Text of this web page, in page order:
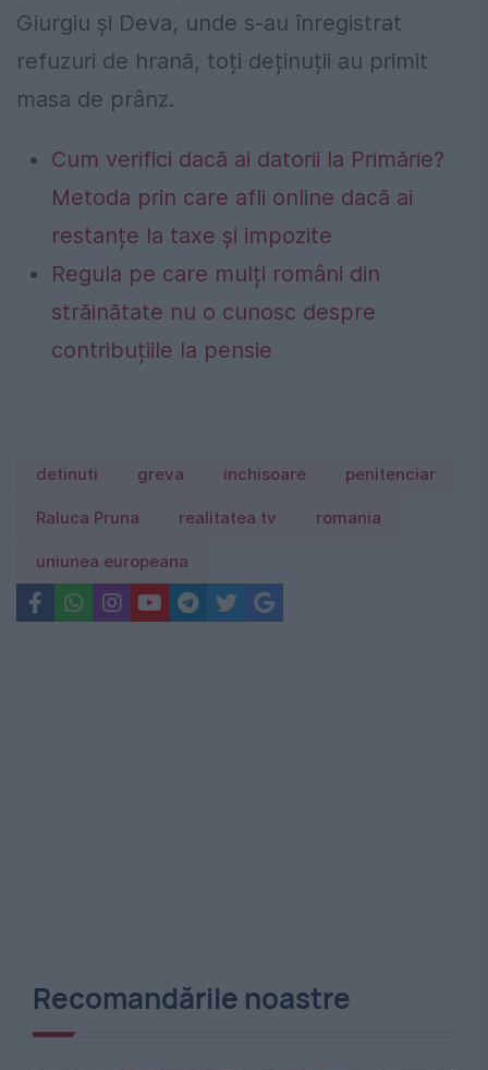
Giurgiu și Deva, unde s-au înregistrat
refuzuri de hrană, toți deținuții au primit
masa de prânz.
Cum verifici dacă ai datorii la Primărie?
Metoda prin care afli online dacă ai
restanțe la taxe și impozite
Regula pe care mulți români din
străinătate nu o cunosc despre
contribuțiile la pensie
detinuti greva inchisoare penitenciar
Raluca Pruna realitatea tv romania
uniunea europeana
Recomandările noastre